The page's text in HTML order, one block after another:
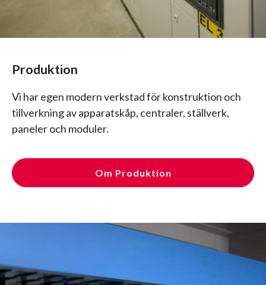
Produktion
Vi har egen modern verkstad för konstruktion och
tillverkning av apparatskåp, centraler, ställverk,
paneler och moduler.
Om Produktion